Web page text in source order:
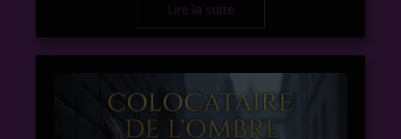
Lire la suite